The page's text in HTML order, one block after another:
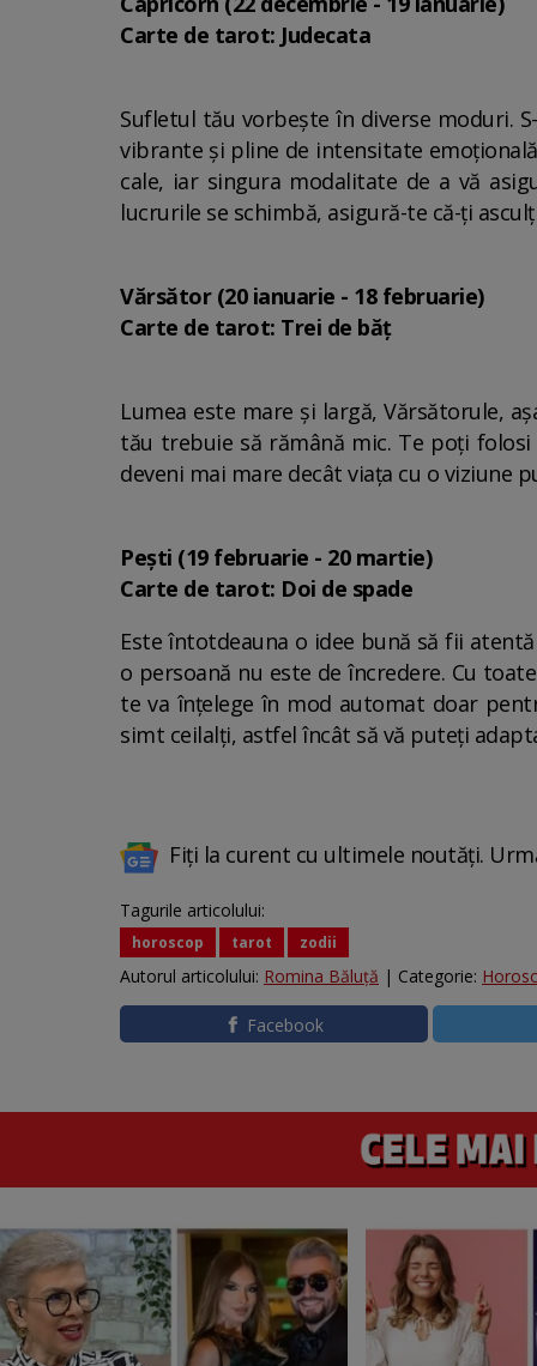
Carte de tarot: Judecata
Sufletul tău vorbește în diverse moduri.
vibrante și pline de intensitate
cale, iar singura modalitate de a vă
lucrurile se schimbă, asigură-te că-ți
Vărsător (20 ianuarie - 18 februarie)
Carte de tarot: Trei de băț
Lumea este mare și largă, Vărsătorule,
tău trebuie să rămână mic. Te poți
deveni mai mare decât viața cu o viziune
Pești (19 februarie - 20 martie)
Carte de tarot: Doi de spade
Este întotdeauna o idee bună să fii
o persoană nu este de încredere. Cu
te va înțelege în mod automat doar
simt ceilalți, astfel încât să vă puteți
Fiți la curent cu ultimele noutăți.
Tagurile articolului:
horoscop tarot zodii
Autorul articolului: Romina Băluță | Categorie:
Facebook